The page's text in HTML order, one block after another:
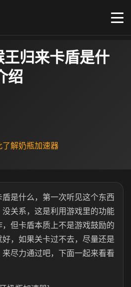
归来卡盾是什
绍
解奶瓶加速器
是什么，第一次听见这个东西
关系，这是利用游戏里的功能
但卡盾本质上不是游戏鼓励的
，如果关卡过不去，尽量还是
尽力通过吧，下面一起来看看